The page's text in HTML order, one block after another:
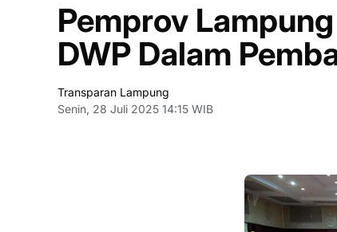
Pemprov
DWP Dalam
Transparan Lampung
Senin, 28 Juli 2025 14:15 WIB